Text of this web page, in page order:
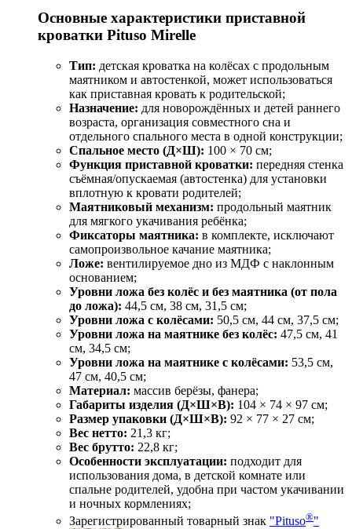
Основные характеристики приставной
кроватки Pituso Mirelle
Тип: детская кроватка на колёсах с продольным
маятником и автостенкой, может использоваться
как приставная кровать к родительской;
Назначение: для новорождённых и детей раннего
возраста, организация совместного сна и
отдельного спального места в одной конструкции;
Спальное место (Д×Ш): 100 × 70 см;
Функция приставной кроватки: передняя стенка
съёмная/опускаемая (автостенка) для установки
вплотную к кровати родителей;
Маятниковый механизм: продольный маятник
для мягкого укачивания ребёнка;
Фиксаторы маятника: в комплекте, исключают
самопроизвольное качание маятника;
Ложе: вентилируемое дно из МДФ с наклонным
основанием;
Уровни ложа без колёс и без маятника (от пола
до ложа): 44,5 см, 38 см, 31,5 см;
Уровни ложа с колёсами: 50,5 см, 44 см, 37,5 см;
Уровни ложа на маятнике без колёс: 47,5 см, 41
см, 34,5 см;
Уровни ложа на маятнике с колёсами: 53,5 см,
47 см, 40,5 см;
Материал: массив берёзы, фанера;
Габариты изделия (Д×Ш×В): 104 × 74 × 97 см;
Размер упаковки (Д×Ш×В): 92 × 77 × 27 см;
Вес нетто: 21,3 кг;
Вес брутто: 22,8 кг;
Особенности эксплуатации: подходит для
использования дома, в детской комнате или
спальне родителей, удобна при частом укачивании
и ночных кормлениях;
Зарегистрированный товарный знак "Pituso®"